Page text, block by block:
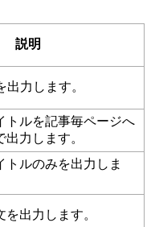
説明
力します。
トルを記事毎ページへ
力します。
トルのみを出力しま
出力します。